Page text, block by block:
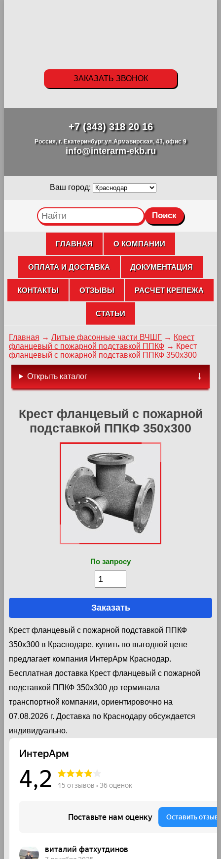
+7 (343) 318 20 16
Россия, г. Екатеринбург,ул.Армавирская, 43, офис 9
info@interarm-ekb.ru
ЗАКАЗАТЬ ЗВОНОК
Ваш город:
ГЛАВНАЯ О КОМПАНИИ
ОПЛАТА И ДОСТАВКА ДОКУМЕНТАЦИЯ
КОНТАКТЫ ОТЗЫВЫ РАСЧЕТ КРЕПЕЖА
СТАТЬИ
Главная → Литые фасонные части ВЧШГ → Крест
фланцевый с пожарной подставкой ППКФ → Крест
фланцевый с пожарной подставкой ППКФ 350х300
Крест фланцевый с пожарной
подставкой ППКФ 350х300
По запросу
Заказать
Крест фланцевый с пожарной подставкой ППКФ
350х300 в Краснодаре, купить по выгодной цене
предлагает компания ИнтерАрм Краснодар.
Бесплатная доставка Крест фланцевый с пожарной
подставкой ППКФ 350х300 до терминала
транспортной компании, ориентировочно на
07.08.2026 г. Доставка по Краснодару обсуждается
индивидуально.
Открыть каталог